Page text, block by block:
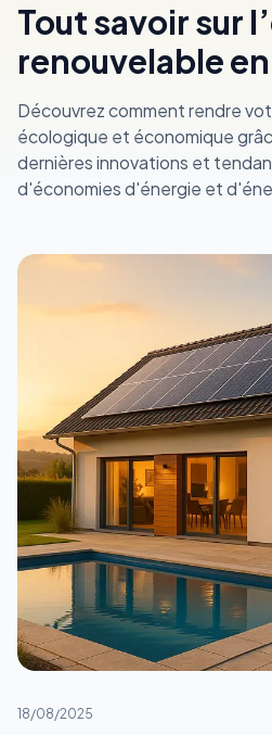
Tout savoir sur
renouvelable
Découvrez comment rendre
écologique et économique
dernières innovations et
d'économies d'énergie et
18/08/2025